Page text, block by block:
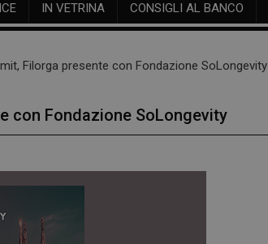
IN VETRINA CONSIGLI AL BANCO
Filorga presente con Fondazione SoLongevity
con Fondazione SoLongevity